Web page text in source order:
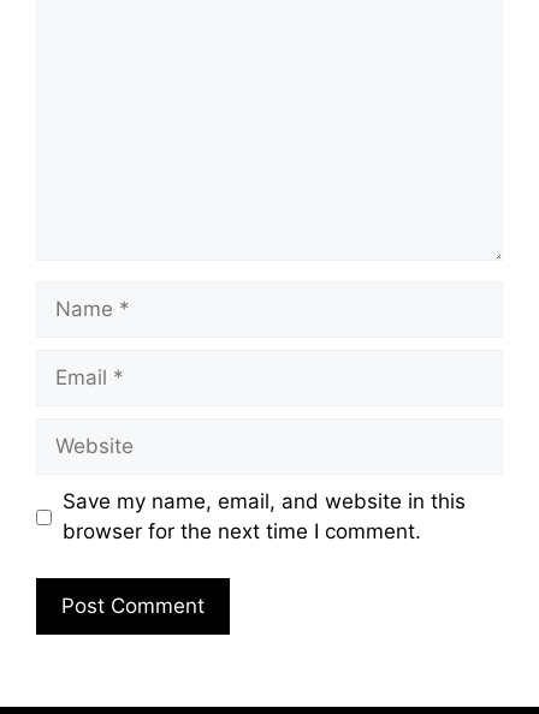
Name
Email
Website
Save my name, email, and website in this
browser for the next time I comment.